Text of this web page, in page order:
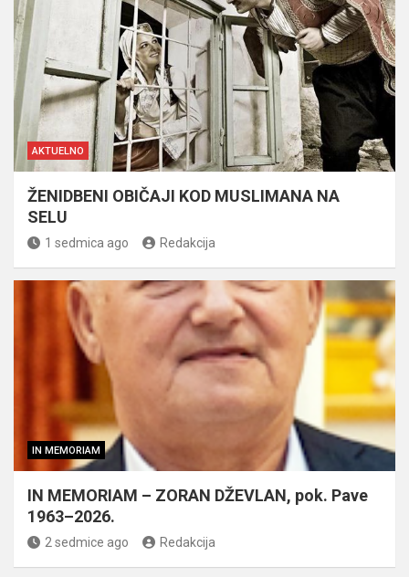
AKTUELNO
ŽENIDBENI OBIČAJI KOD MUSLIMANA NA
SELU
1 sedmica ago Redakcija
IN MEMORIAM
IN MEMORIAM – ZORAN DŽEVLAN, pok. Pave
1963–2026.
2 sedmice ago Redakcija